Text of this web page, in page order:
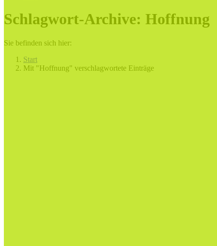
Schlagwort-Archive: Hoffnung
Sie befinden sich hier:
Start
Mit "Hoffnung" verschlagwortete Einträge